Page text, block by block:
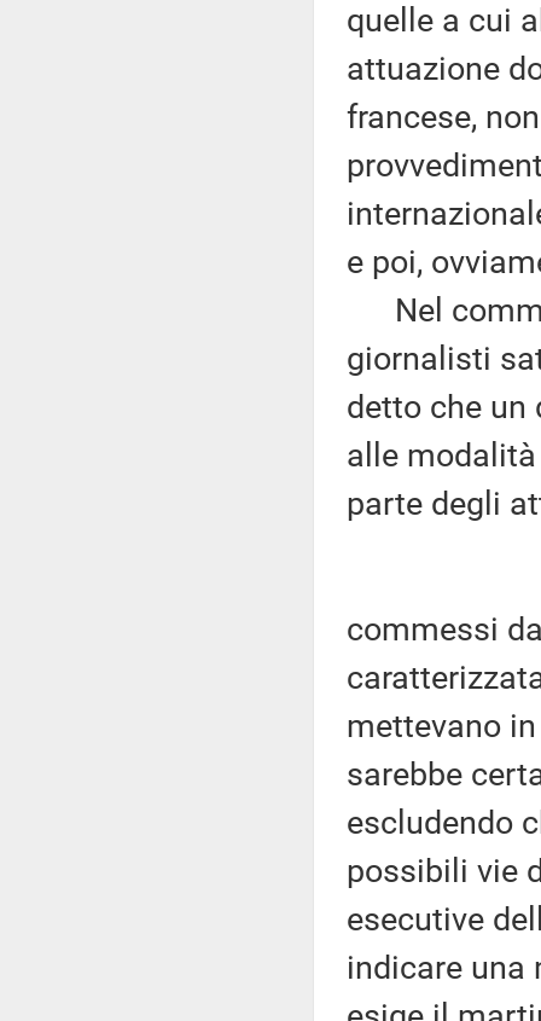
quelle a cui
attuazione
francese,
e poi,
Nel
giornalisti
detto che un
alle
parte degli
commessi
mettevano
sarebbe
escludendo
possibili vie
esecutive
indicare una